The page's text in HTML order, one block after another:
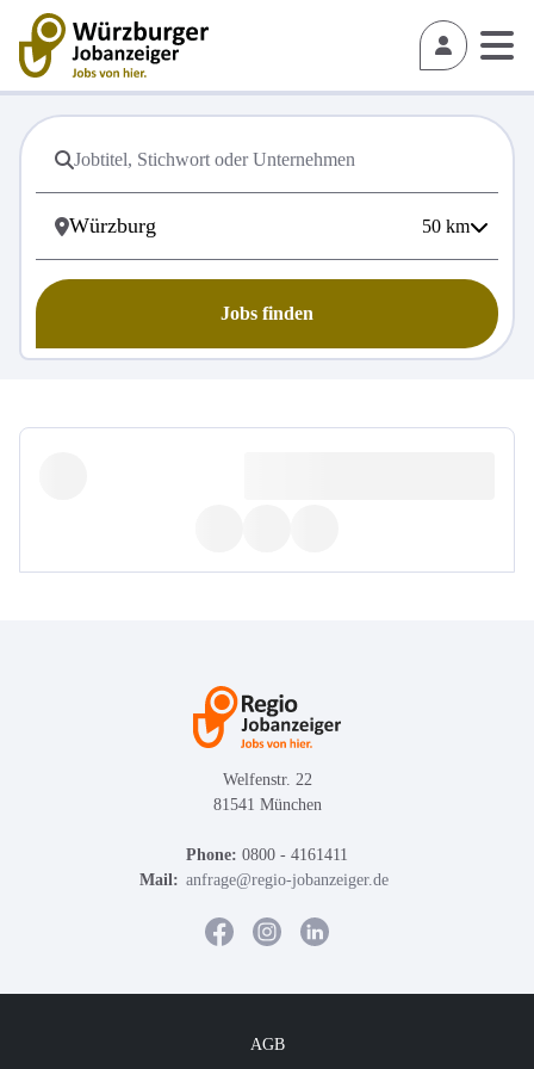
50 km
Jobs finden
Welfenstr. 22
81541 München
Phone: 0800 - 4161411
Mail: anfrage@regio-jobanzeiger.de
AGB